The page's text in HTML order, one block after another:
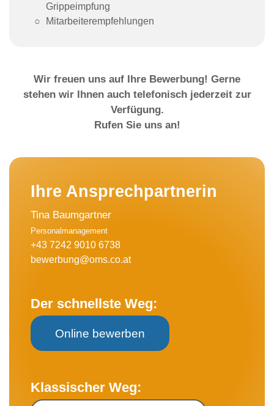
Grippeimpfung
Mitarbeiter­empfehlungen
Wir freuen uns auf Ihre Bewerbung! Gerne
stehen wir Ihnen auch telefonisch jederzeit zur
Verfügung.
Rufen Sie uns an!
Ihre Ansprech­partnerin
Tina Baumgartner
Personalmanagement
+43 7242 9010 6738
bewerbung@oms.co.at
Der schnellste Weg:
Online bewerben
Klassischer Weg: